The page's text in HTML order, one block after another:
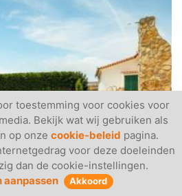
met privé zwembad
toestemming voor cookies voor
Bekijk wat wij gebruiken als
op onze cookie-beleid pagina.
voor deze doeleinden
dan de cookie-instellingen.
aanpassen
Akkoord